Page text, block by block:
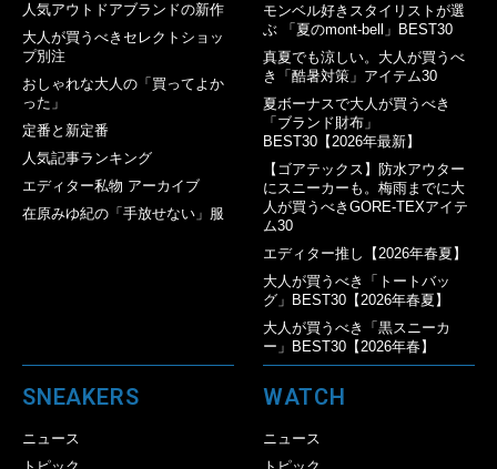
人気アウトドアブランドの新作
大人が買うべきセレクトショッ
プ別注
おしゃれな大人の「買ってよか
った」
定番と新定番
人気記事ランキング
エディター私物 アーカイブ
在原みゆ紀の「手放せない」服
モンベル好きスタイリストが選
ぶ 「夏のmont-bell」BEST30
真夏でも涼しい。大人が買うべ
き「酷暑対策」アイテム30
夏ボーナスで大人が買うべき
「ブランド財布」
BEST30【2026年最新】
【ゴアテックス】防水アウター
にスニーカーも。梅雨までに大
人が買うべきGORE-TEXアイテ
ム30
エディター推し【2026年春夏】
大人が買うべき「トートバッ
グ」BEST30【2026年春夏】
大人が買うべき「黒スニーカ
ー」BEST30【2026年春】
SNEAKERS
ニュース
WATCH
ニュース